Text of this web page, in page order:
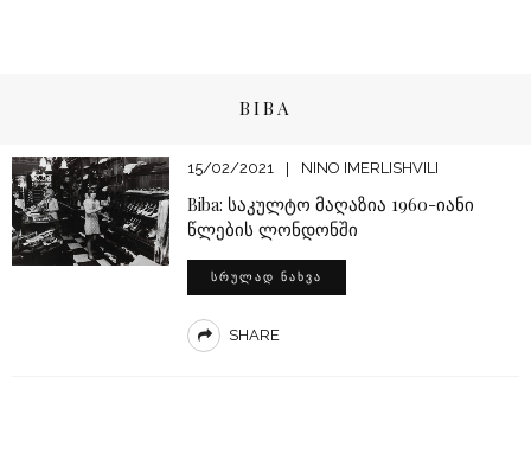
BIBA
15/02/2021 NINO IMERLISHVILI
Biba: საკულტო მაღაზია 1960-იანი
წლების ლონდონში
ᲡᲠᲣᲚᲐᲓ ᲜᲐᲮᲕᲐ
SHARE